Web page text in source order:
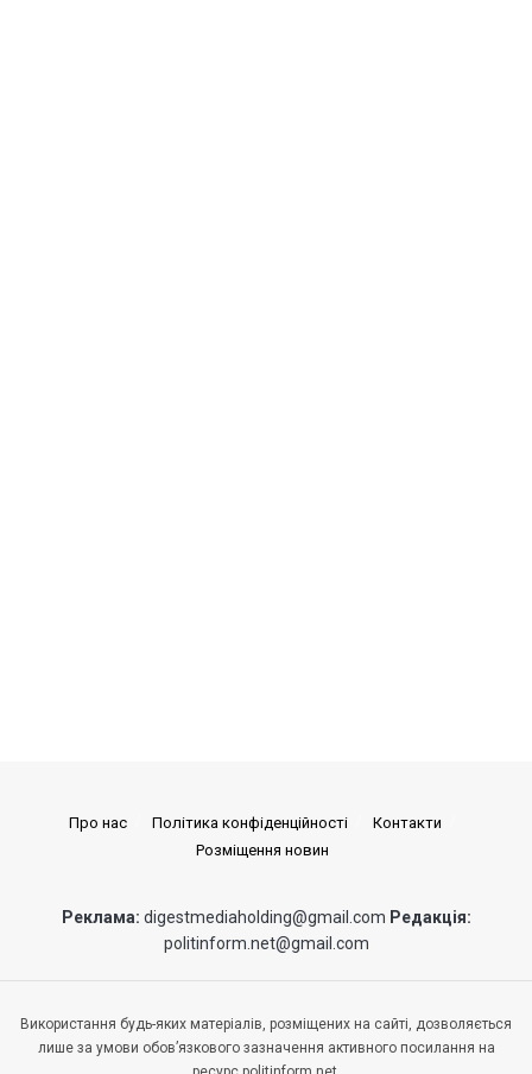
Про нас Політика конфіденційності
Контакти
Розміщення новин
Реклама: digestmediaholding@gmail.com Редакція:
politinform.net@gmail.com
Використання будь-яких матеріалів, розміщених на сайті, дозволяється
лише за умови обов’язкового зазначення активного посилання на